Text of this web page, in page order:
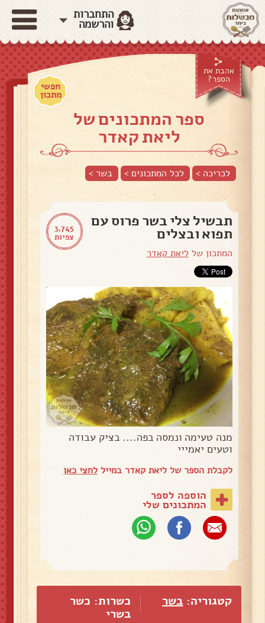
התחברות
והרשמה
אהבת את
הספר?
חפשי
מתכון
ספר המתכונים של
ליאת קאדר
לכריכה > לכל המתכונים > בשר >
3,745
צפיות
תבשיל צלי בשר פרוס עם
תפוא ובצלים
המתכון של ליאת קאדר
מנה טעימה ונמסה בפה.... בציק עבודה
וטעים יאמייי
לקבלת הספר של ליאת קאדר במייללחצי כאן
הוספה לספר
המתכונים שלי
קטגוריה: בשר
כשרות: כשר
בשרי